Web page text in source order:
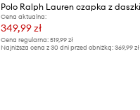
Cena aktualna:
349,99 zł
Cena regularna:519,99 zł
Najniższa cena z 30 dni przed obniżką:369,99 zł